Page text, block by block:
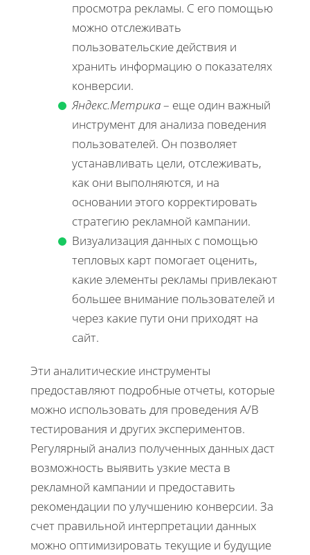
просмотра рекламы. С его помощью
можно отслеживать
пользовательские действия и
хранить информацию о показателях
конверсии.
Яндекс.Метрика– еще один важный
инструмент для анализа поведения
пользователей. Он позволяет
устанавливать цели, отслеживать,
как они выполняются, и на
основании этого корректировать
стратегию рекламной кампании.
Визуализация данных с помощью
тепловых карт помогает оценить,
какие элементы рекламы привлекают
большее внимание пользователей и
через какие пути они приходят на
сайт.
Эти аналитические инструменты
предоставляют подробные отчеты, которые
можно использовать для проведения A/B
тестирования и других экспериментов.
Регулярный анализ полученных данных даст
возможность выявить узкие места в
рекламной кампании и предоставить
рекомендации по улучшению конверсии. За
счет правильной интерпретации данных
можно оптимизировать текущие и будущие